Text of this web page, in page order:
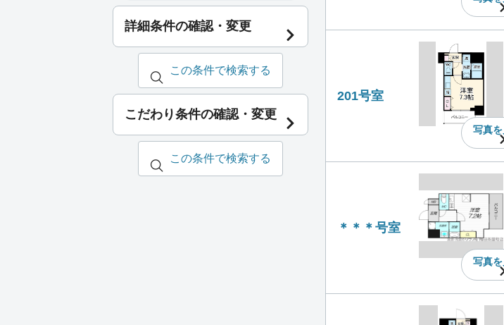
201号室
写真を
＊＊＊号室
写真を
詳細条件の確認・変更
この条件で検索する
こだわり条件の確認・変更
この条件で検索する